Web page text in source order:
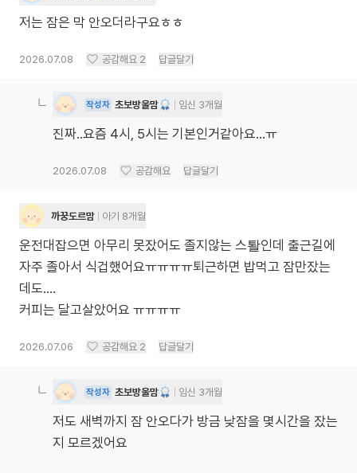
저는 잠은 막 안오더라구요ㅎㅎ
2026.07.08 공감해요 2 답글달기
작성자 초보방울맘 임신 3개월
진짜..요즘 4시, 5시는 기본인거같아요...ㅠ
2026.07.08 공감해요 답글달기
까꿍도르맘 아기 8개월
운전대잡으면 아무리 못잤어도 졸지않는 스퇄인데 출근길에
자주 졸아서 식겁했어요ㅠㅠㅠㅠ퇴근하면 밥먹고 잠만잤는
데도….
커피는 달고살았어요 ㅠㅠㅠㅠ
2026.07.06 공감해요 2 답글달기
작성자 초보방울맘 임신 3개월
저도 새벽까지 잠 안오다가 방금 낮잠을 몇시간을 잤는
지 모르겠어요